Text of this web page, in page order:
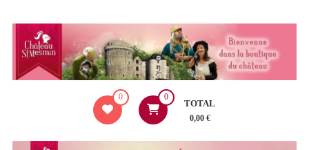
contenu
de
0 0
TOTAL
0,00 €